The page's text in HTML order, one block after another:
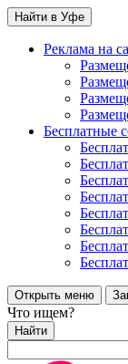
Найти в Уфе
Реклама на
Бесплатные
Открыть меню
Что ищем?
Найти